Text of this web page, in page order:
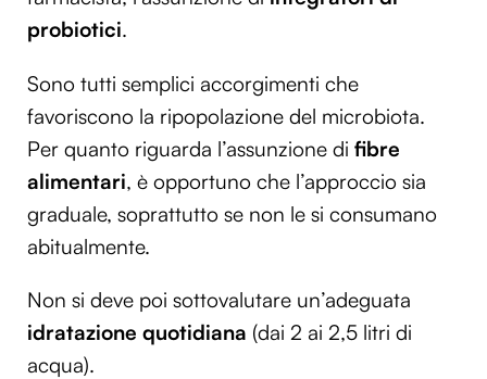
probiotici.
Sono tutti semplici accorgimenti che
favoriscono la ripopolazione del microbiota.
Per quanto riguarda l’assunzione di fibre
alimentari, è opportuno che l’approccio sia
graduale, soprattutto se non le si consumano
abitualmente.
Non si deve poi sottovalutare un’adeguata
idratazione quotidiana (dai 2 ai 2,5 litri di
acqua).